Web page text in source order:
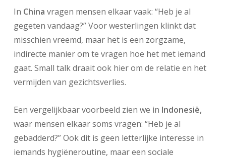
In China vragen mensen elkaar vaak: “Heb je al
gegeten vandaag?” Voor westerlingen klinkt dat
misschien vreemd, maar het is een zorgzame,
indirecte manier om te vragen hoe het met iemand
gaat. Small talk draait ook hier om de relatie en het
vermijden van gezichtsverlies.
Een vergelijkbaar voorbeeld zien we in Indonesië,
waar mensen elkaar soms vragen: “Heb je al
gebadderd?” Ook dit is geen letterlijke interesse in
iemands hygiëneroutine, maar een sociale